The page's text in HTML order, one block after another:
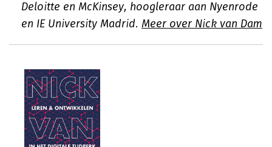
Deloitte en McKinsey, hoogleraar aan Nyenrode
en IE University Madrid. Meer over Nick van Dam